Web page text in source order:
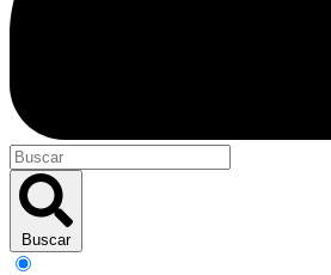
Buscar